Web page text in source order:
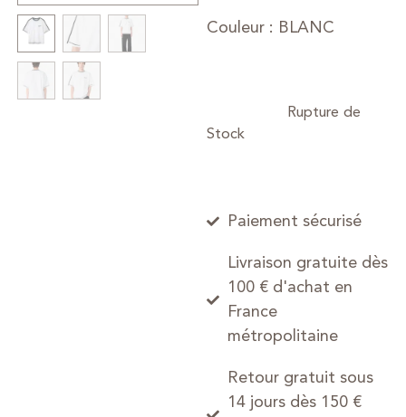
Couleur : BLANC
Paiement sécurisé
Livraison gratuite dès
100 € d'achat en
France
métropolitaine
Retour gratuit sous
14 jours dès 150 €